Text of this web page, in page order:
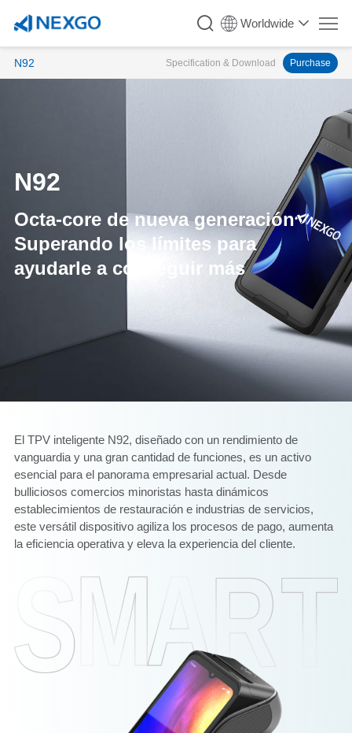
Worldwide
N92 Specification & Download Purchase
N92
Octa-core de nueva generación
Superando los límites para
ayudarle a conseguir más
El TPV inteligente N92, diseñado con un rendimiento de
vanguardia y una gran cantidad de funciones, es un activo
esencial para el panorama empresarial actual. Desde
bulliciosos comercios minoristas hasta dinámicos
establecimientos de restauración e industrias de servicios,
este versátil dispositivo agiliza los procesos de pago, aumenta
la eficiencia operativa y eleva la experiencia del cliente.